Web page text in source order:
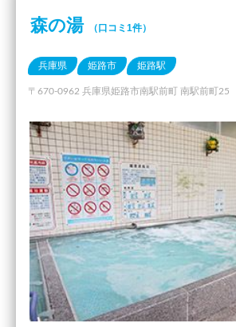
森の湯 （口コミ1件）
兵庫県 姫路市 姫路駅
〒670-0962 兵庫県姫路市南駅前町 南駅前町25